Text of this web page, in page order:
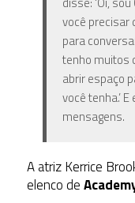
você precisar
para
tenho muitos
abrir espaço
você tenha.’
mensagens.
A atriz Kerrice
elenco de